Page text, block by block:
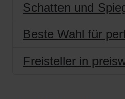
Schatten und
Beste Wahl für
Freisteller in